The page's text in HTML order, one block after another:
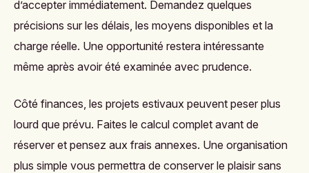
d’accepter immédiatement. Demandez quelques
précisions sur les délais, les moyens disponibles et la
charge réelle. Une opportunité restera intéressante
même après avoir été examinée avec prudence.
Côté finances, les projets estivaux peuvent peser plus
lourd que prévu. Faites le calcul complet avant de
réserver et pensez aux frais annexes. Une organisation
plus simple vous permettra de conserver le plaisir sans